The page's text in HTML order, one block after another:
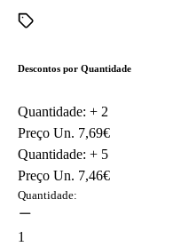
Descontos por Quantidade
Quantidade: + 2
Preço Un. 7,69€
Quantidade: + 5
Preço Un. 7,46€
Quantidade:
1